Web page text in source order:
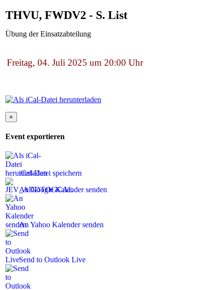
THVU, FWDV2 - S. List
Übung der Einsatzabteilung
Freitag, 04. Juli 2025 um 20:00 Uhr
×
Event exportieren
iCal-Datei speichern
An Google Kalender senden
An Yahoo Kalender senden
Send to Outlook Live